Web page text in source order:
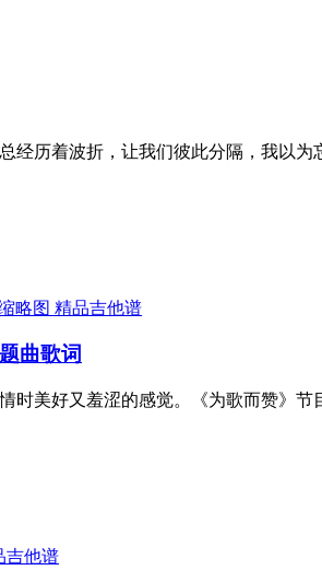
历着波折，让我们彼此分隔，我以
精品吉他谱
曲歌词
美好又羞涩的感觉。《为歌而赞》
吉他谱